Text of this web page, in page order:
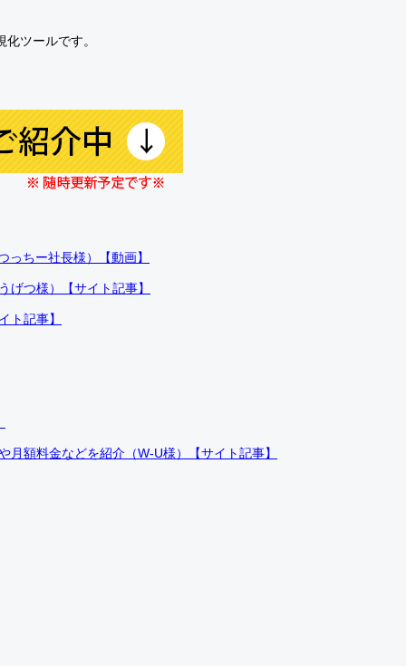
ツールです。
ちー社長様）【動画】
げつ様）【サイト記事】
ト記事】
額料金などを紹介（W-U様）【サイト記事】